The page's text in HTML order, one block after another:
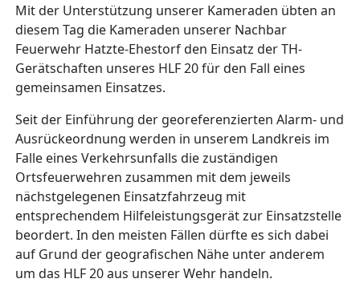
Mit der Unterstützung unserer Kameraden übten an
diesem Tag die Kameraden unserer Nachbar
Feuerwehr Hatzte-Ehestorf den Einsatz der TH-
Gerätschaften unseres HLF 20 für den Fall eines
gemeinsamen Einsatzes.
Seit der Einführung der georeferenzierten Alarm- und
Ausrückeordnung werden in unserem Landkreis im
Falle eines Verkehrsunfalls die zuständigen
Ortsfeuerwehren zusammen mit dem jeweils
nächstgelegenen Einsatzfahrzeug mit
entsprechendem Hilfeleistungsgerät zur Einsatzstelle
beordert. In den meisten Fällen dürfte es sich dabei
auf Grund der geografischen Nähe unter anderem
um das HLF 20 aus unserer Wehr handeln.